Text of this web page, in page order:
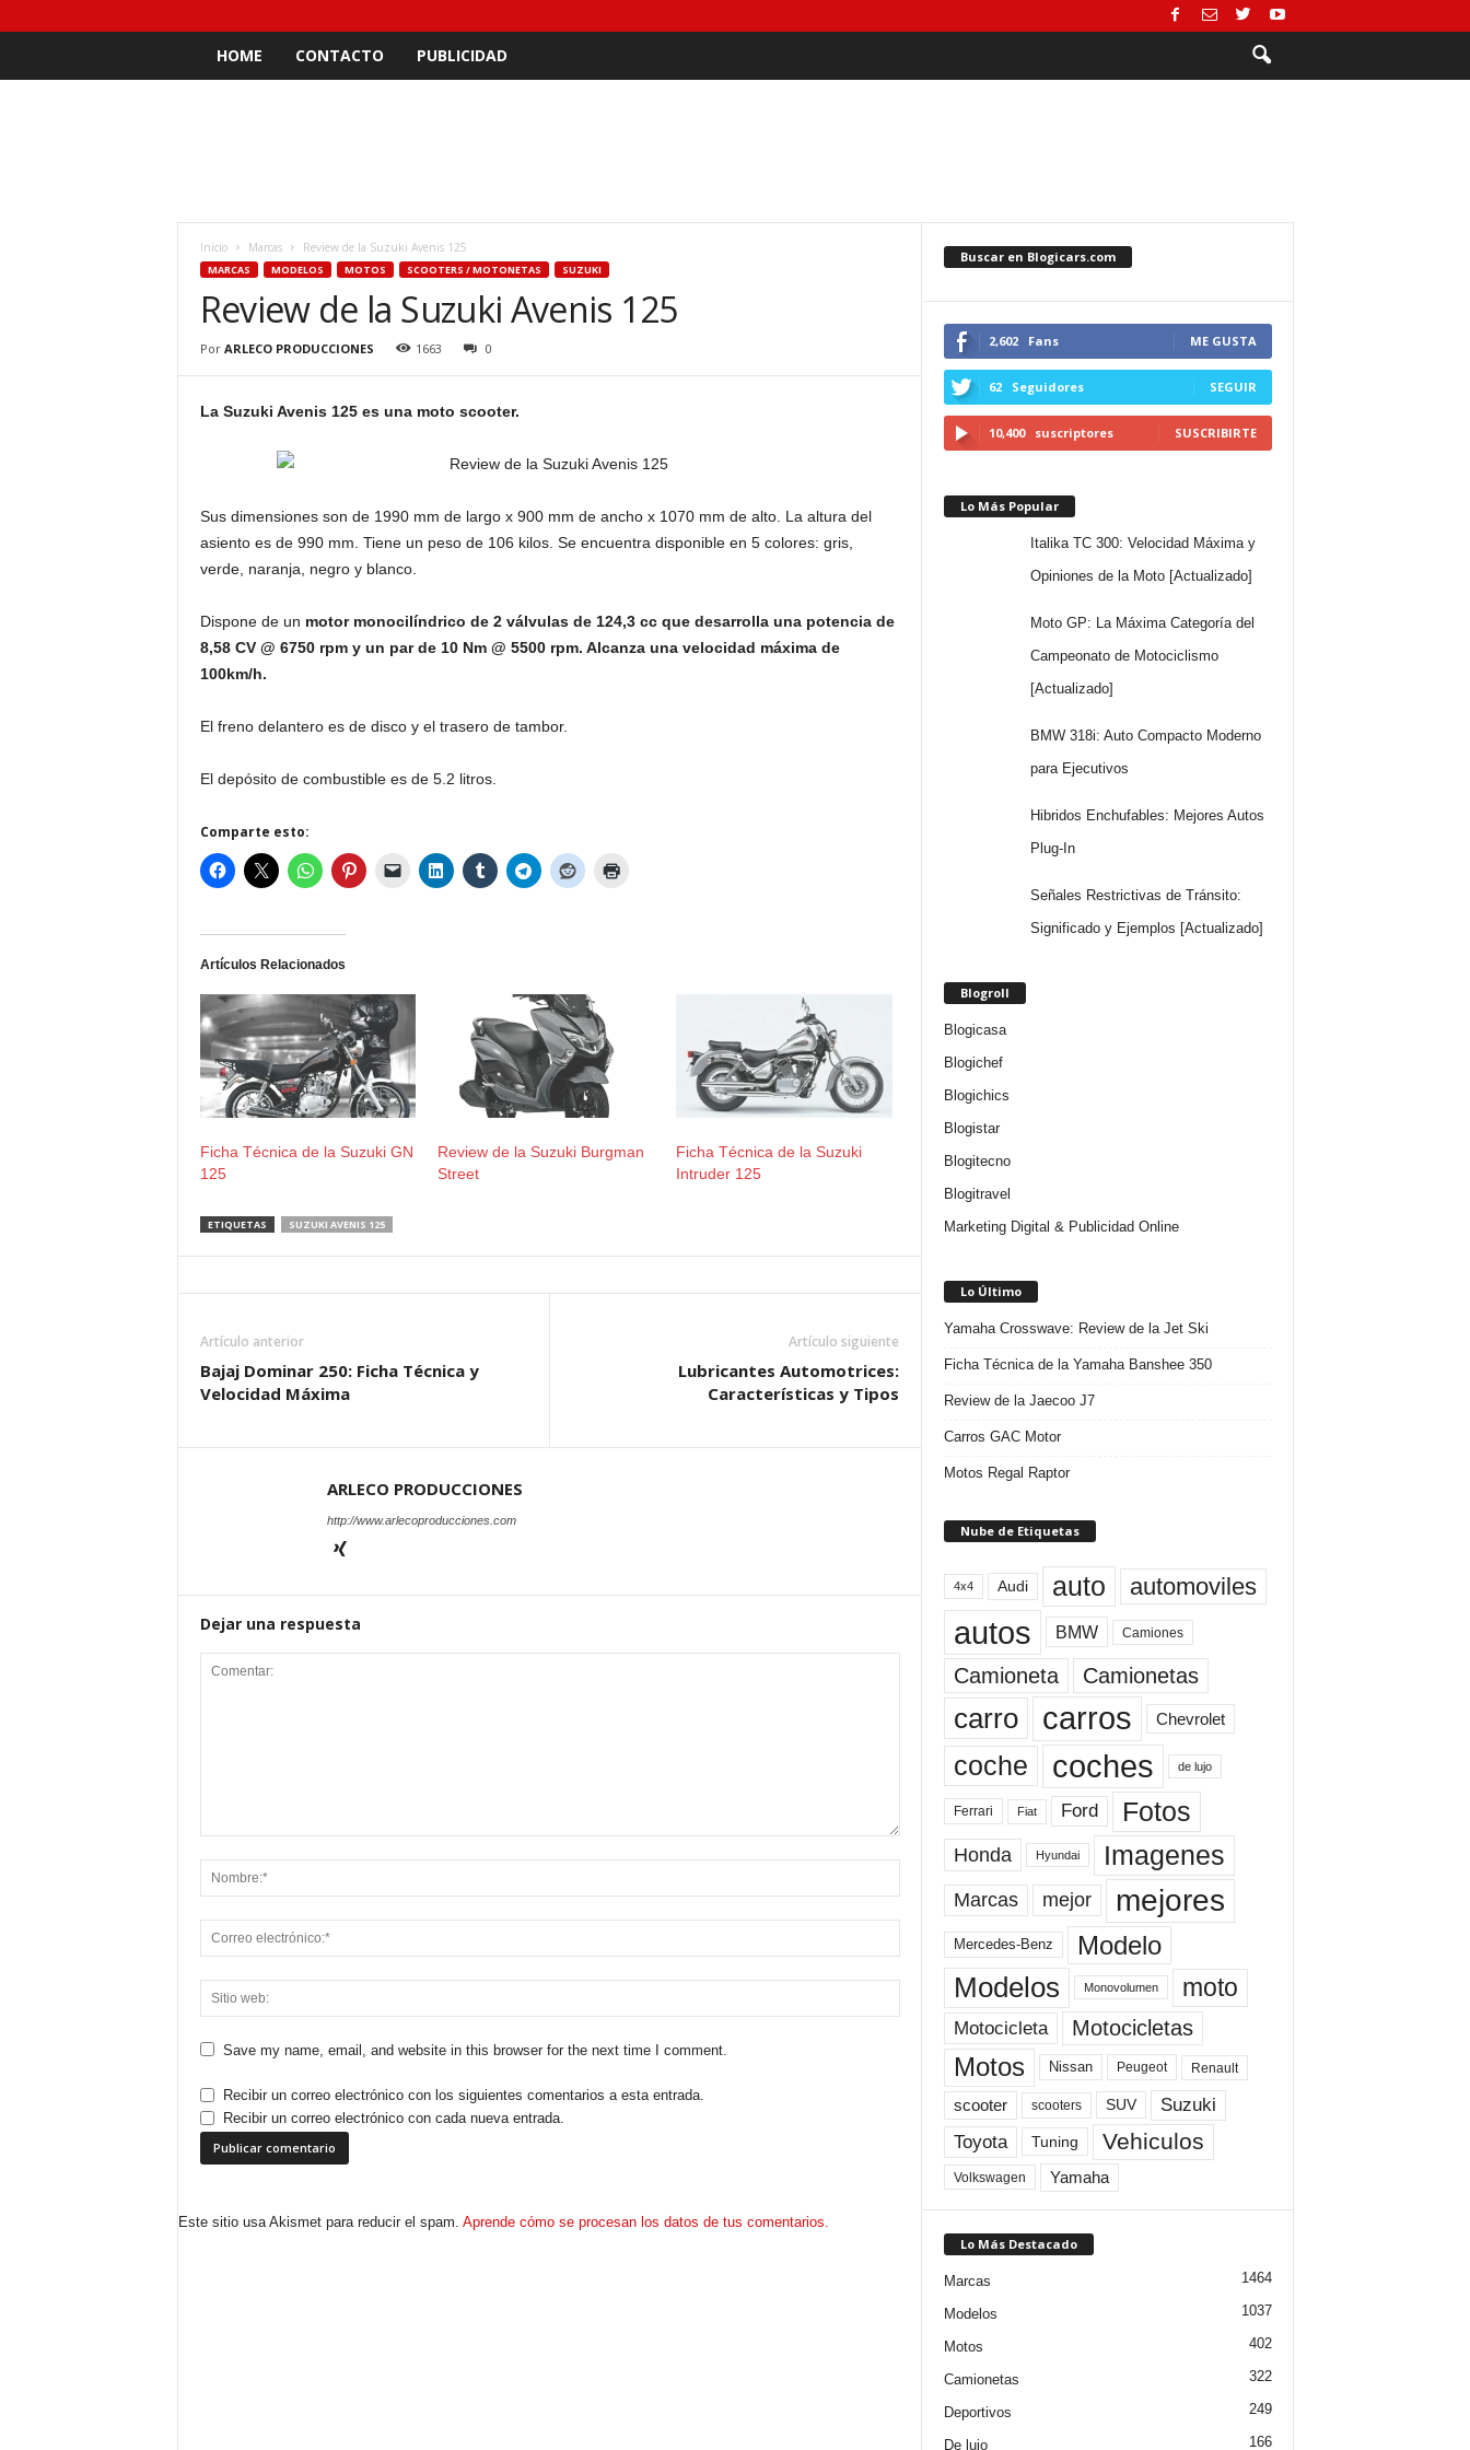
HOME CONTACTO PUBLICIDAD
Inicio Marcas Review de la Suzuki Avenis 125
MARCAS MODELOS MOTOS SCOOTERS / MOTONETAS SUZUKI
Review de la Suzuki Avenis 125
Por ARLECO PRODUCCIONES 1663 0
La Suzuki Avenis 125 es una moto scooter.
Sus dimensiones son de 1990 mm de largo x 900 mm de ancho x 1070 mm de alto. La altura del
asiento es de 990 mm. Tiene un peso de 106 kilos. Se encuentra disponible en 5 colores: gris,
verde, naranja, negro y blanco.
Dispone de un motor monocilíndrico de 2 válvulas de 124,3 cc que desarrolla una potencia de
8,58 CV @ 6750 rpm y un par de 10 Nm @ 5500 rpm. Alcanza una velocidad máxima de
100km/h.
El freno delantero es de disco y el trasero de tambor.
El depósito de combustible es de 5.2 litros.
Comparte esto:
Artículos Relacionados
Ficha Técnica de la Suzuki GN
125
Review de la Suzuki Burgman
Street
Ficha Técnica de la Suzuki
Intruder 125
ETIQUETAS SUZUKI AVENIS 125
Artículo anterior
Bajaj Dominar 250: Ficha Técnica y
Velocidad Máxima
Artículo siguiente
Lubricantes Automotrices:
Características y Tipos
ARLECO PRODUCCIONES
http://www.arlecoproducciones.com
Dejar una respuesta
Save my name, email, and website in this browser for the next time I comment.
Recibir un correo electrónico con los siguientes comentarios a esta entrada.
Recibir un correo electrónico con cada nueva entrada.
Este sitio usa Akismet para reducir el spam. Aprende cómo se procesan los datos de tus comentarios.
Buscar en Blogicars.com
2,602 Fans ME GUSTA
62 Seguidores SEGUIR
10,400 suscriptores SUSCRIBIRTE
Lo Más Popular
Italika TC 300: Velocidad Máxima y
Opiniones de la Moto [Actualizado]
Moto GP: La Máxima Categoría del
Campeonato de Motociclismo
[Actualizado]
BMW 318i: Auto Compacto Moderno
para Ejecutivos
Hibridos Enchufables: Mejores Autos
Plug-In
Señales Restrictivas de Tránsito:
Significado y Ejemplos [Actualizado]
Blogroll
Blogicasa
Blogichef
Blogichics
Blogistar
Blogitecno
Blogitravel
Marketing Digital & Publicidad Online
Lo Último
Yamaha Crosswave: Review de la Jet Ski
Ficha Técnica de la Yamaha Banshee 350
Review de la Jaecoo J7
Carros GAC Motor
Motos Regal Raptor
Nube de Etiquetas
4x4 Audi auto automoviles
autos BMW Camiones
Camioneta Camionetas
carro carros Chevrolet
coche coches de lujo
Ferrari Fiat Ford Fotos
Honda Hyundai Imagenes
Marcas mejor mejores
Mercedes-Benz Modelo
Modelos Monovolumen moto
Motocicleta Motocicletas
Motos Nissan Peugeot Renault
scooter scooters SUV Suzuki
Toyota Tuning Vehiculos
Volkswagen Yamaha
Lo Más Destacado
Marcas 1464
Modelos 1037
Motos 402
Camionetas 322
Deportivos 249
De lujo 166